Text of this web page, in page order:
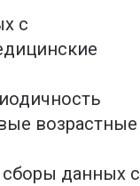
с
возрастные
данных с